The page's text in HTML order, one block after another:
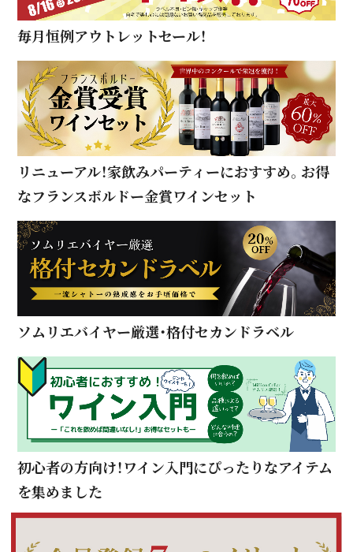
毎月恒例アウトレットセール！
リニューアル！家飲みパーティーにおすすめ。お得
なフランスボルドー金賞ワインセット
ソムリエバイヤー厳選・格付セカンドラベル
初心者の方向け！ワイン入門にぴったりなアイテム
を集めました